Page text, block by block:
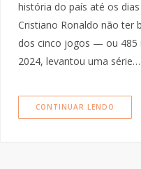
história do país até os
Cristiano Ronaldo não ter
dos cinco jogos — ou
2024, levantou uma série…
CONTINUAR LENDO